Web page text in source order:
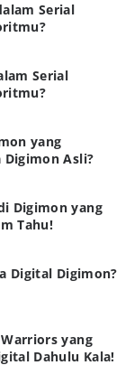
Serial
Serial
yang
Digimon Asli?
Digimon yang
Tahu!
Digital Digimon?
yang
Dahulu Kala!